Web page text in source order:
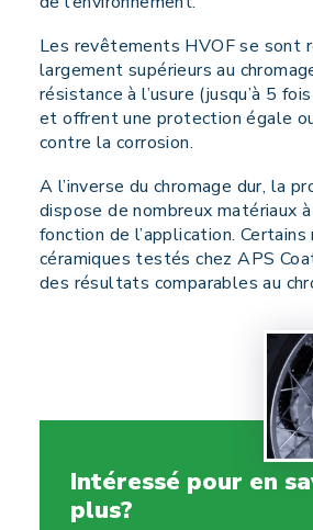
Les revêtements HVOF se sont
largement supérieurs au
résistance à l’usure (jusqu’à 5
et offrent une protection égale
contre la corrosion.
A l’inverse du chromage dur, la
dispose de nombreux matériaux
fonction de l’application.
céramiques testés chez APS
des résultats comparables au
Intéressé pour en
plus?